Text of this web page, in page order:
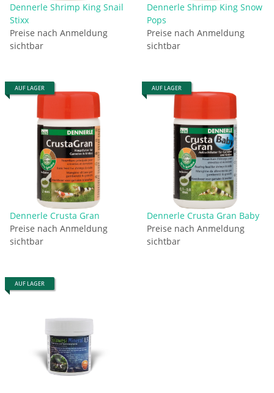
Dennerle Shrimp King Snail
Stixx
Preise nach Anmeldung
sichtbar
Dennerle Shrimp King Snow
Pops
Preise nach Anmeldung
sichtbar
AUF LAGER
Dennerle Crusta Gran
Preise nach Anmeldung
sichtbar
AUF LAGER
Dennerle Crusta Gran Baby
Preise nach Anmeldung
sichtbar
AUF LAGER